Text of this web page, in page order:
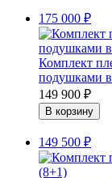
175 000 ₽
Комплект
подушками
149 900 ₽
149 500 ₽